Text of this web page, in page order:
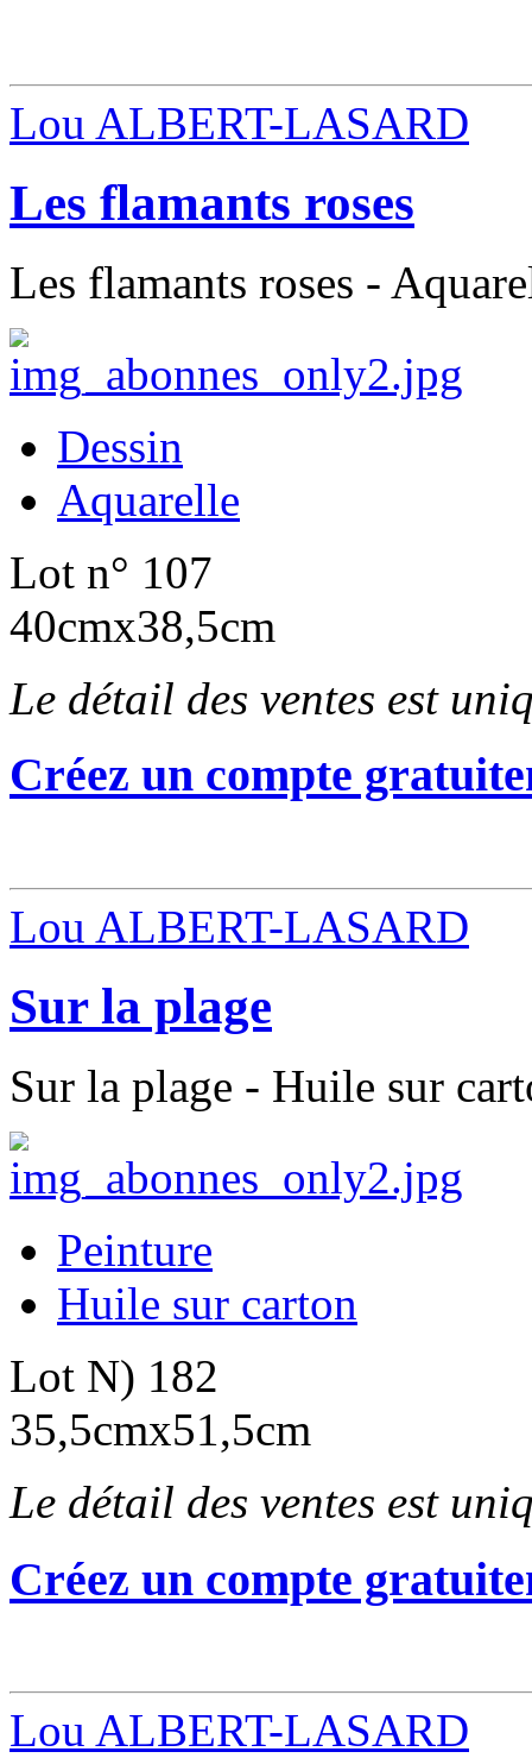
Lou ALBERT-LASARD
Les flamants roses
Les flamants roses -
Dessin
Aquarelle
Lot n° 107
40cmx38,5cm
Le détail des ventes est
Créez un compte
Lou ALBERT-LASARD
Sur la plage
Sur la plage - Huile sur
Peinture
Huile sur carton
Lot N) 182
35,5cmx51,5cm
Le détail des ventes est
Créez un compte
Lou ALBERT-LASARD